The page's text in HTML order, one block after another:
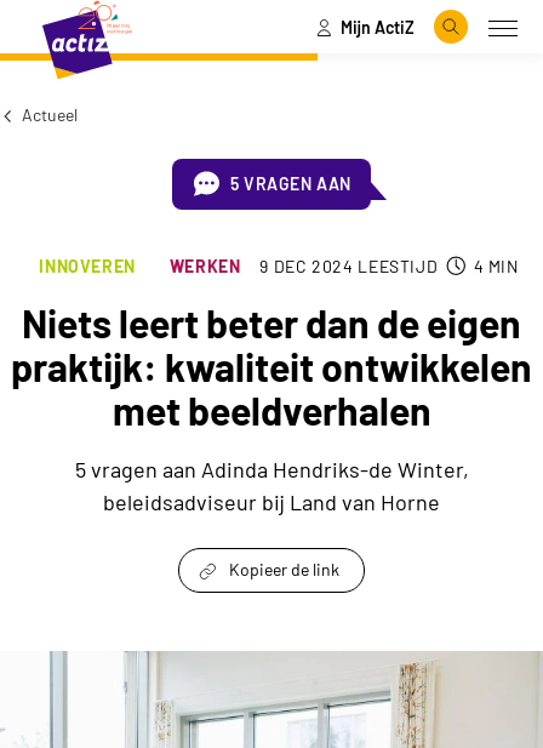
Naar hoofdinhoud
Naar menu Mijn ActiZ
Zoeken
Actueel
5 VRAGEN AAN
INNOVEREN WERKEN 9 DEC 2024 LEESTIJD 4 MIN
Niets leert beter dan de eigen
praktijk: kwaliteit ontwikkelen
met beeldverhalen
5 vragen aan Adinda Hendriks-de Winter,
beleidsadviseur bij Land van Horne
Kopieer de link
Niets leert beter dan de eigen praktijk: